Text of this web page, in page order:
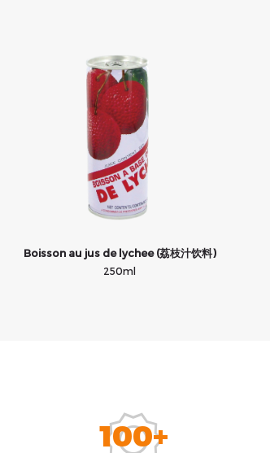
Boisson au jus de lychee (荔枝汁饮料)
250ml
100+